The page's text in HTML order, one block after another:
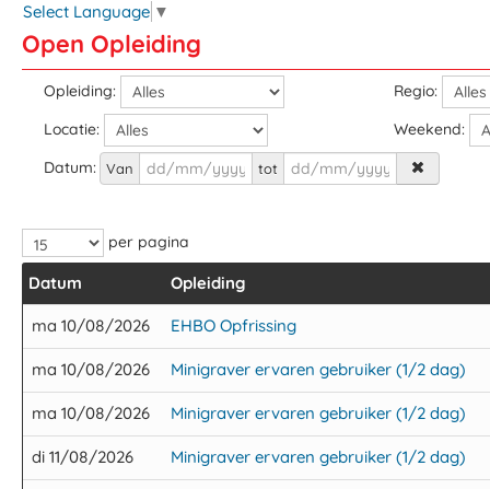
Select Language ▼
Open Opleiding
Opleiding:
Regio:
Locatie:
Weekend:
Datum: Van tot
per pagina
Datum Opleiding
ma 10/08/2026 EHBO Opfrissing
ma 10/08/2026 Minigraver ervaren gebruiker (1/2 dag)
ma 10/08/2026 Minigraver ervaren gebruiker (1/2 dag)
di 11/08/2026 Minigraver ervaren gebruiker (1/2 dag)